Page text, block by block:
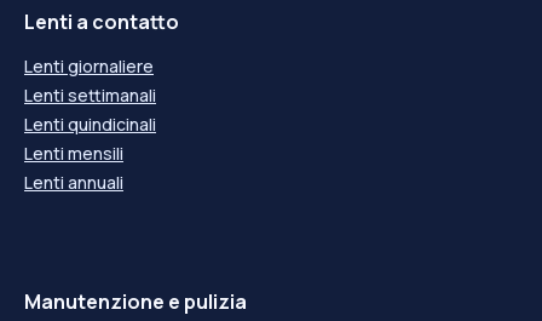
Lenti a contatto
Lenti giornaliere
Lenti settimanali
Lenti quindicinali
Lenti mensili
Lenti annuali
Manutenzione e pulizia